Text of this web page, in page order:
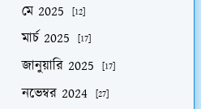
মে 2025 [12]
মার্চ 2025 [17]
জানুয়ারি 2025 [17]
নভেম্বর 2024 [27]